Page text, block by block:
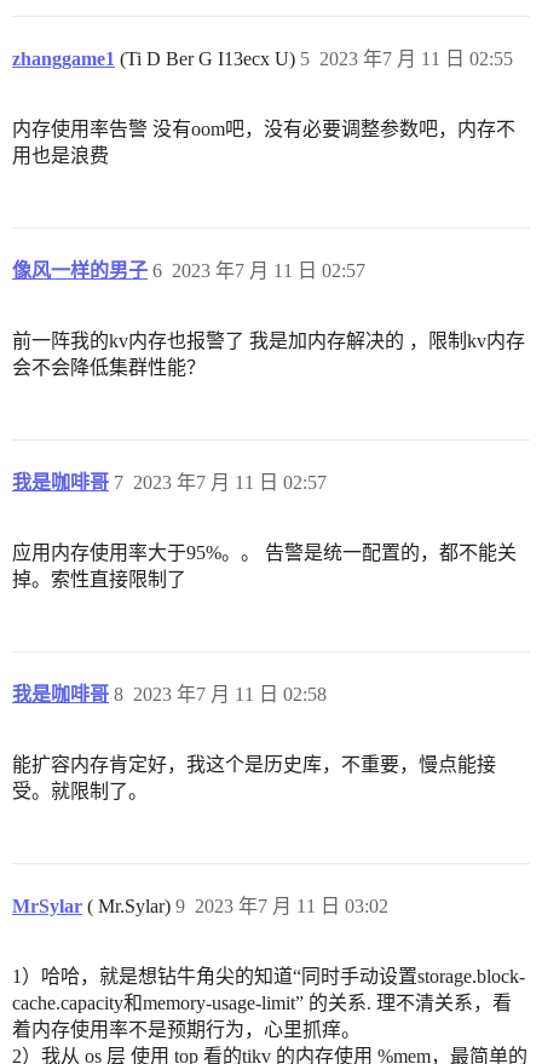
zhanggame1 (Ti D Ber G I13ecx U) 2023 年7 月 11 日 02:55
5
内存使用率告警 没有oom吧，没有必要调整参数吧，内存不
用也是浪费
像风一样的男子 2023 年7 月 11 日 02:57
6
前一阵我的kv内存也报警了 我是加内存解决的 ，限制kv内存
会不会降低集群性能？
我是咖啡哥 2023 年7 月 11 日 02:57
7
应用内存使用率大于95%。。 告警是统一配置的，都不能关
掉。索性直接限制了
我是咖啡哥 2023 年7 月 11 日 02:58
8
能扩容内存肯定好，我这个是历史库，不重要，慢点能接
受。就限制了。
MrSylar ( Mr.Sylar) 2023 年7 月 11 日 03:02
9
1）哈哈，就是想钻牛角尖的知道“同时手动设置storage.block-
cache.capacity和memory-usage-limit” 的关系. 理不清关系，看
着内存使用率不是预期行为，心里抓痒。
2）我从 os 层 使用 top 看的tikv 的内存使用 %mem，最简单的